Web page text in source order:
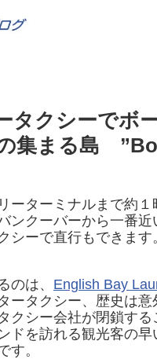
タクシーでボ
集まる島
ーターミナルまで約
ンクーバーから一番
シーで直行もできま
のは、 English Bay
ータクシー、歴史は
クシー会社が閉鎖す
ドを訪れる観光客の
す。